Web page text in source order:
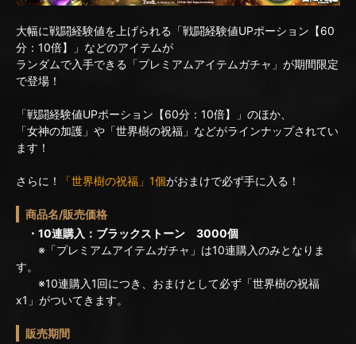
大幅に戦闘経験値を上げられる「戦闘経験値UPポーション【60
分：10倍】」などのアイテムが
ランダムで入手できる「プレミアムアイテムガチャ」が期間限定
で登場！
「戦闘経験値UPポーション【60分：10倍】」のほか、
「女神の加護」や「世界樹の祝福」などがラインナップされてい
ます！
さらに！ 「世界樹の祝福」1個がおまけで必ず手に入る！
商品名/販売価格
・10連購入：ブラックストーン 3000個
※「プレミアムアイテムガチャ」は10連購入のみとなりま
す。
※10連購入1回につき、おまけとして必ず「世界樹の祝福
x1」がついてきます。
販売期間